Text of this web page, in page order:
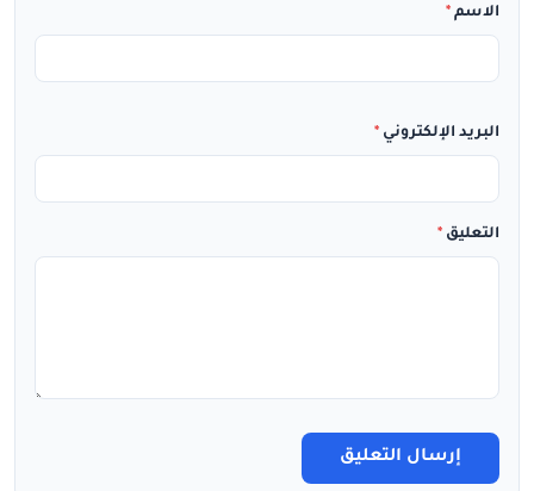
الاسم *
البريد الإلكتروني *
التعليق *
إرسال التعليق